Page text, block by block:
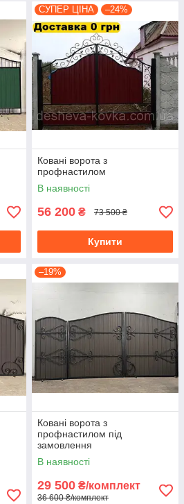
СУПЕР ЦІНА –24%
Ковані ворота з
профнастилом
В наявності
56 200 ₴ 73 500 ₴
Купити
–19%
Ковані ворота з
профнастилом під
замовлення
В наявності
29 500 ₴/комплект
36 600 ₴/комплект